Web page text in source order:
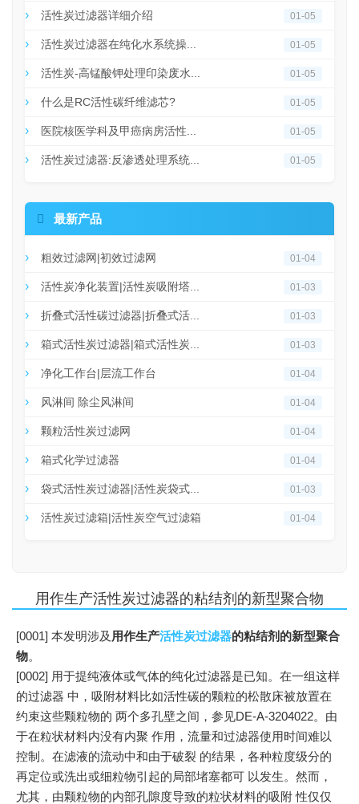
活性炭过滤器详细介绍 01-05
活性炭过滤器在纯化水系统操... 01-05
活性炭-高锰酸钾处理印染废水... 01-05
什么是RC活性碳纤维滤芯? 01-05
医院核医学科及甲癌病房活性... 01-05
活性炭过滤器:反渗透处理系统... 01-05
 最新产品
粗效过滤网|初效过滤网 01-04
活性炭净化装置|活性炭吸附塔... 01-03
折叠式活性碳过滤器|折叠式活... 01-03
箱式活性炭过滤器|箱式活性炭... 01-03
净化工作台|层流工作台 01-04
风淋间 除尘风淋间 01-04
颗粒活性炭过滤网 01-04
箱式化学过滤器 01-04
袋式活性炭过滤器|活性炭袋式... 01-03
活性炭过滤箱|活性炭空气过滤箱 01-04
用作生产活性炭过滤器的粘结剂的新型聚合物
[0001] 本发明涉及 用作生产活性炭过滤器的粘结剂的新型聚合
物。
[0002] 用于提纯液体或气体的纯化过滤器是已知。在一组这样
的过滤器 中，吸附材料比如活性碳的颗粒的松散床被放置在
约束这些颗粒物的 两个多孔壁之间，参见DE-A-3204022。由
于在粒状材料内没有内聚 作用，流量和过滤器使用时间难以
控制。在滤液的流动中和由于破裂 的结果，各种粒度级分的
再定位或洗出或细粒物引起的局部堵塞都可 以发生。然而，
尤其，由颗粒物的内部孔隙度导致的粒状材料的吸附 性仅仅